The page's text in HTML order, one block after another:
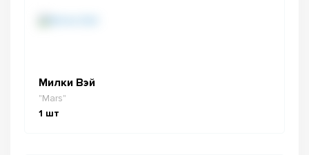
Милки Вэй
"Mars"
1 шт